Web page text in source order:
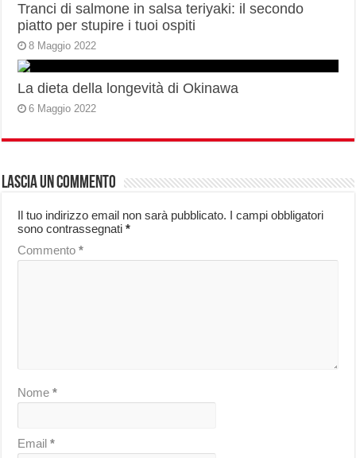
Tranci di salmone in salsa teriyaki: il secondo
piatto per stupire i tuoi ospiti
8 Maggio 2022
La dieta della longevità di Okinawa
6 Maggio 2022
Lascia un commento
Il tuo indirizzo email non sarà pubblicato. I campi obbligatori
sono contrassegnati*
Commento*
Nome*
Email*